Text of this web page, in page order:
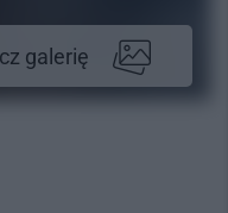
galerię